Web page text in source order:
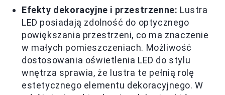
Efekty dekoracyjne i przestrzenne: Lustra
LED posiadają zdolność do optycznego
powiększania przestrzeni, co ma znaczenie
w małych pomieszczeniach. Możliwość
dostosowania oświetlenia LED do stylu
wnętrza sprawia, że lustra te pełnią rolę
estetycznego elementu dekoracyjnego. W